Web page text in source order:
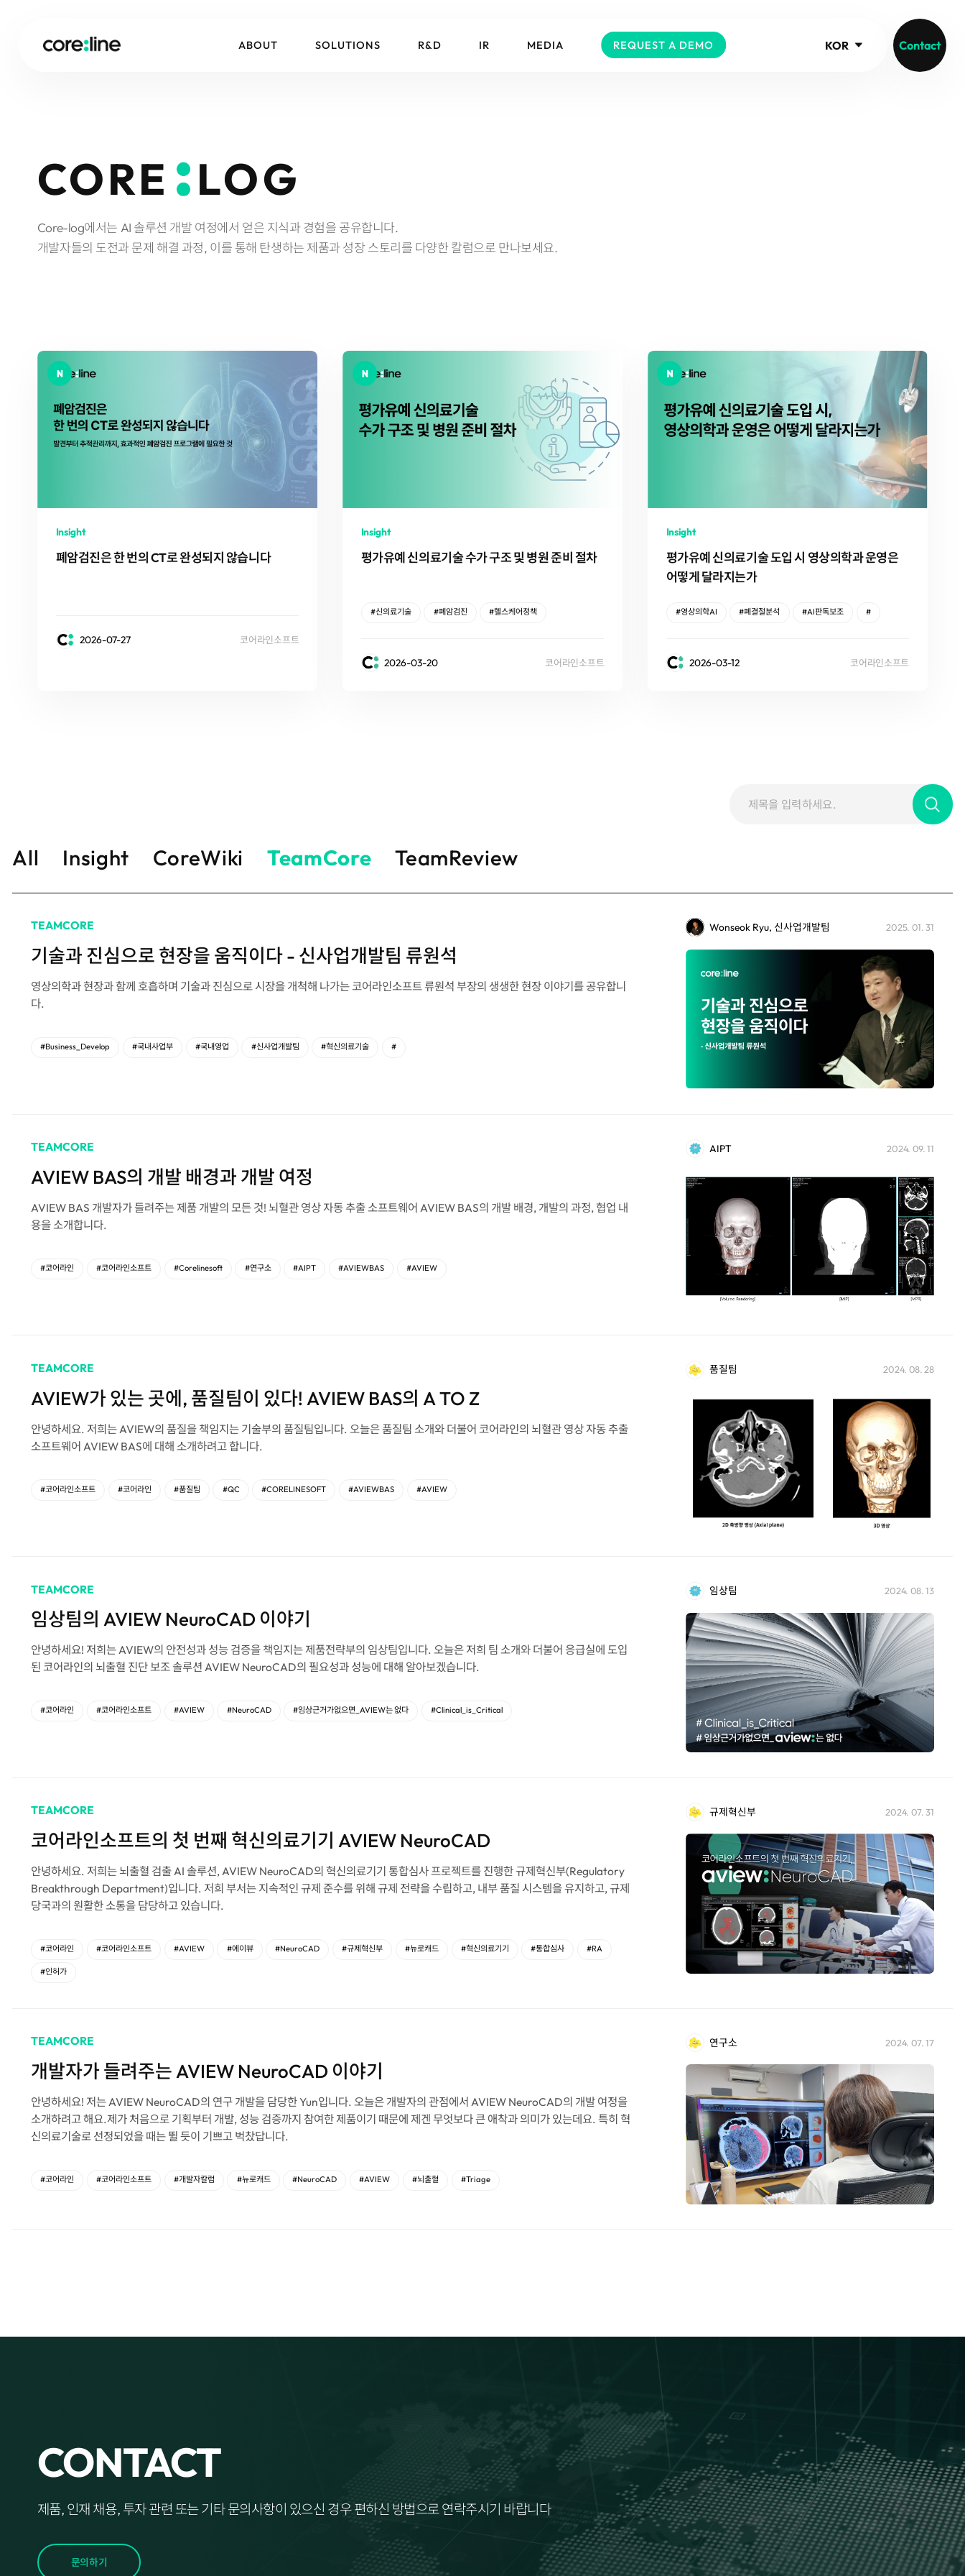
KOR Contact
ABOUT SOLUTIONS R&D IR MEDIA REQUEST A DEMO
CORE LOG
Core-log에서는 AI 솔루션 개발 여정에서 얻은 지식과 경험을 공유합니다.
개발자들의 도전과 문제 해결 과정, 이를 통해 탄생하는 제품과 성장 스토리를 다양한 칼럼으로 만나보세요.
Insight
폐암검진은 한 번의 CT로 완성되지 않습니다
2026-07-27 코어라인소프트
Insight
평가유예 신의료기술 수가 구조 및 병원 준비 절차
#신의료기술 #폐암검진 #헬스케어정책
2026-03-20 코어라인소프트
Insight
평가유예 신의료기술 도입 시 영상의학과 운영은
어떻게 달라지는가
#영상의학AI #폐결절분석 #AI판독보조 #
2026-03-12 코어라인소프트
All Insight CoreWiki TeamCore TeamReview
TEAMCORE
기술과 진심으로 현장을 움직이다 - 신사업개발팀 류원석
영상의학과 현장과 함께 호흡하며 기술과 진심으로 시장을 개척해 나가는 코어라인소프트 류원석 부장의 생생한 현장 이야기를 공유합니
다.
#Business_Develop #국내사업부 #국내영업 #신사업개발팀 #혁신의료기술 #
Wonseok Ryu, 신사업개발팀 2025. 01. 31
TEAMCORE
AVIEW BAS의 개발 배경과 개발 여정
AVIEW BAS 개발자가 들려주는 제품 개발의 모든 것! 뇌혈관 영상 자동 추출 소프트웨어 AVIEW BAS의 개발 배경, 개발의 과정, 협업 내
용을 소개합니다.
#코어라인 #코어라인소프트 #Corelinesoft #연구소 #AIPT #AVIEWBAS #AVIEW
AIPT 2024. 09. 11
TEAMCORE
AVIEW가 있는 곳에, 품질팀이 있다! AVIEW BAS의 A TO Z
안녕하세요. 저희는 AVIEW의 품질을 책임지는 기술부의 품질팀입니다. 오늘은 품질팀 소개와 더불어 코어라인의 뇌혈관 영상 자동 추출
소프트웨어 AVIEW BAS에 대해 소개하려고 합니다.
#코어라인소프트 #코어라인 #품질팀 #QC #CORELINESOFT #AVIEWBAS #AVIEW
품질팀 2024. 08. 28
TEAMCORE
임상팀의 AVIEW NeuroCAD 이야기
안녕하세요! 저희는 AVIEW의 안전성과 성능 검증을 책임지는 제품전략부의 임상팀입니다. 오늘은 저희 팀 소개와 더불어 응급실에 도입
된 코어라인의 뇌출혈 진단 보조 솔루션 AVIEW NeuroCAD의 필요성과 성능에 대해 알아보겠습니다.
#코어라인 #코어라인소프트 #AVIEW #NeuroCAD #임상근거가없으면_AVIEW는 없다 #Clinical_is_Critical
임상팀 2024. 08. 13
TEAMCORE
코어라인소프트의 첫 번째 혁신의료기기 AVIEW NeuroCAD
안녕하세요. 저희는 뇌출혈 검출 AI 솔루션, AVIEW NeuroCAD의 혁신의료기기 통합심사 프로젝트를 진행한 규제혁신부(Regulatory
Breakthrough Department)입니다. 저희 부서는 지속적인 규제 준수를 위해 규제 전략을 수립하고, 내부 품질 시스템을 유지하고, 규제
당국과의 원활한 소통을 담당하고 있습니다.
#코어라인 #코어라인소프트 #AVIEW #에이뷰 #NeuroCAD #규제혁신부 #뉴로캐드 #혁신의료기기 #통합심사 #RA
#인허가
규제혁신부 2024. 07. 31
TEAMCORE
개발자가 들려주는 AVIEW NeuroCAD 이야기
안녕하세요! 저는 AVIEW NeuroCAD의 연구 개발을 담당한 Yun입니다. 오늘은 개발자의 관점에서 AVIEW NeuroCAD의 개발 여정을
소개하려고 해요.제가 처음으로 기획부터 개발, 성능 검증까지 참여한 제품이기 때문에 제겐 무엇보다 큰 애착과 의미가 있는데요. 특히 혁
신의료기술로 선정되었을 때는 뛸 듯이 기쁘고 벅찼답니다.
#코어라인 #코어라인소프트 #개발자칼럼 #뉴로캐드 #NeuroCAD #AVIEW #뇌출혈 #Triage
연구소 2024. 07. 17
CONTACT
제품, 인재 채용, 투자 관련 또는 기타 문의사항이 있으신 경우 편하신 방법으로 연락주시기 바랍니다
문의하기